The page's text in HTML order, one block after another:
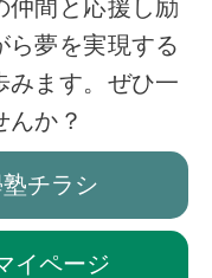
仲間と応援し励
ら夢を実現する
みます。ぜひ一
んか？
チラシ
イページ